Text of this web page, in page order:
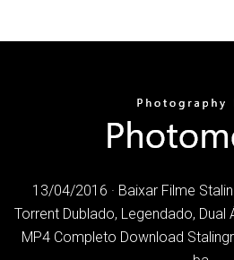
13/04/2016 · Baixar Filme
Torrent Dublado, Legendado, Dual
MP4 Completo Download